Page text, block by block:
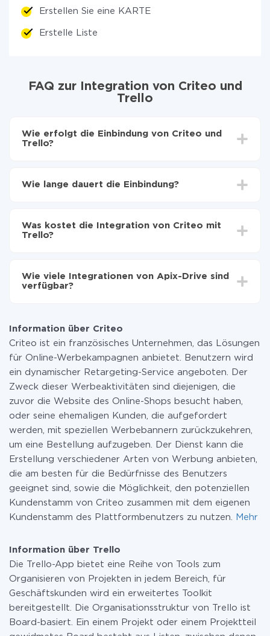
Erstellen Sie eine KARTE
Erstelle Liste
FAQ zur Integration von Criteo und
Trello
Wie erfolgt die Einbindung von Criteo und
Trello?
übertragen
Trello übertragen
Wie lange dauert die Einbindung?
Im Durchschnitt dauert es 10-15 Minuten.
Was kostet die Integration von Criteo mit
Trello?
zahlen nur für die Datenmenge, die über unseren
Service von einem System auf ein anderes übertragen
Weitere Informationen zu
Wie viele Integrationen von Apix-Drive sind
verfügbar?
Information über Criteo
Criteo ist ein französisches Unternehmen, das Lösungen
für Online-Werbekampagnen anbietet. Benutzern wird
ein dynamischer Retargeting-Service angeboten. Der
Zweck dieser Werbeaktivitäten sind diejenigen, die
zuvor die Website des Online-Shops besucht haben,
oder seine ehemaligen Kunden, die aufgefordert
werden, mit speziellen Werbebannern zurückzukehren,
um eine Bestellung aufzugeben. Der Dienst kann die
Erstellung verschiedener Arten von Werbung anbieten,
die am besten für die Bedürfnisse des Benutzers
geeignet sind, sowie die Möglichkeit, den potenziellen
Kundenstamm von Criteo zusammen mit dem eigenen
Kundenstamm des Plattformbenutzers zu nutzen.
Mehr
Information über Trello
Die Trello-App bietet eine Reihe von Tools zum
Organisieren von Projekten in jedem Bereich, für
Geschäftskunden wird ein erweitertes Toolkit
bereitgestellt. Die Organisationsstruktur von Trello ist
Board-basiert. Ein einem Projekt oder einem Projektteil